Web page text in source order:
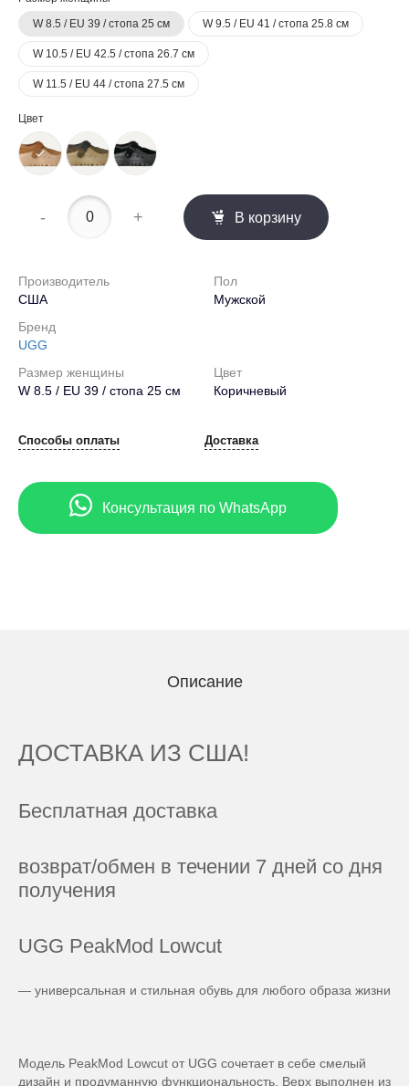
W 8.5 / EU 39 / стопа 25 см
W 9.5 / EU 41 / стопа 25.8 см
W 10.5 / EU 42.5 / стопа 26.7 см
W 11.5 / EU 44 / стопа 27.5 см
Цвет
- + В корзину
Производитель
США
Пол
Мужской
Бренд
UGG
Размер женщины
W 8.5 / EU 39 / стопа 25 см
Цвет
Коричневый
Способы оплаты Доставка
Консультация по WhatsApp
Описание
ДОСТАВКА ИЗ США!
Бесплатная доставка
возврат/обмен в течении 7 дней со дня
получения
UGG PeakMod Lowcut
— универсальная и стильная обувь для любого образа жизни
Модель PeakMod Lowcut от UGG сочетает в себе смелый
дизайн и продуманную функциональность. Верх выполнен из